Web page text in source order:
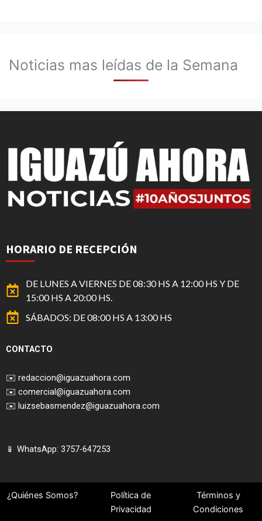
Noticias mas leídas de la Semana
HORARIO DE RECEPCIÓN
DE LUNES A VIERNES DE 08:30 HS A 12:00 HS Y DE
15:00 HS A 20:00 HS.
SÁBADOS: DE 08:00 HS A 13:00 HS
CONTACTO
✉️ redaccion@iguazuahora.com
✉️ comercial@iguazuahora.com
✉️ luizsebasmendez@iguazuahora.com
📱 WhatsApp: 3757-647253
¿Quiénes Somos?
Política de
Privacidad
Términos y
Condiciones